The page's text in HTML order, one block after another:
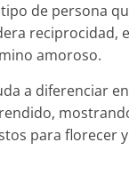
de persona
reciprocidad,
amoroso.
a diferenciar
para florecer